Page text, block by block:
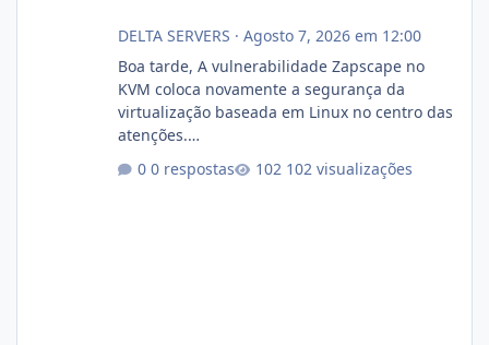
DELTA SERVERS · Agosto 7, 2026 em 12:00
Boa tarde, A vulnerabilidade Zapscape no
KVM coloca novamente a segurança da
virtualização baseada em Linux no centro das
atenções.
https://cloudlinux.statuspage.io/incidents/dlr
xjx23zz5f Criamos uma breve explicação:
0 respostas 102 visualizações